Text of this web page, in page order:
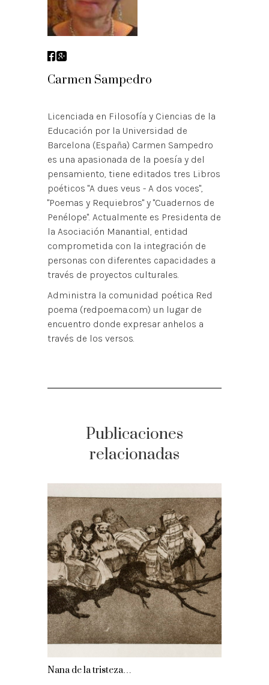
Carmen Sampedro
Licenciada en Filosofía y Ciencias de la
Educación por la Universidad de
Barcelona (España) Carmen Sampedro
es una apasionada de la poesía y del
pensamiento, tiene editados tres Libros
poéticos "A dues veus - A dos voces",
"Poemas y Requiebros" y "Cuadernos de
Penélope". Actualmente es Presidenta de
la Asociación Manantial, entidad
comprometida con la integración de
personas con diferentes capacidades a
través de proyectos culturales.
Administra la comunidad poética Red
poema (redpoema.com) un lugar de
encuentro donde expresar anhelos a
través de los versos.
Publicaciones
relacionadas
Nana de la tristeza…